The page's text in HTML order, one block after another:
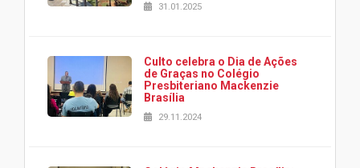
31.01.2025
Culto celebra o Dia de Ações
de Graças no Colégio
Presbiteriano Mackenzie
Brasília
29.11.2024